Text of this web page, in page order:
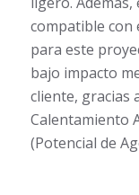
compatible con
para este
bajo impacto
cliente, gracias
Calentamiento
(Potencial de